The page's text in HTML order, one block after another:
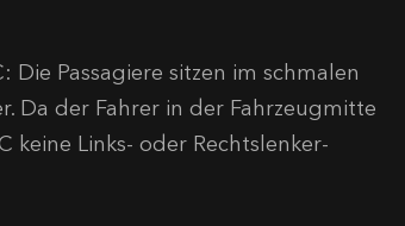
Die Passagiere sitzen im schmalen
Da der Fahrer in der Fahrzeugmitte
keine Links- oder Rechtslenker-